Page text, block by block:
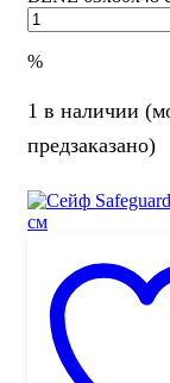
%
1 в наличии
предзаказано)